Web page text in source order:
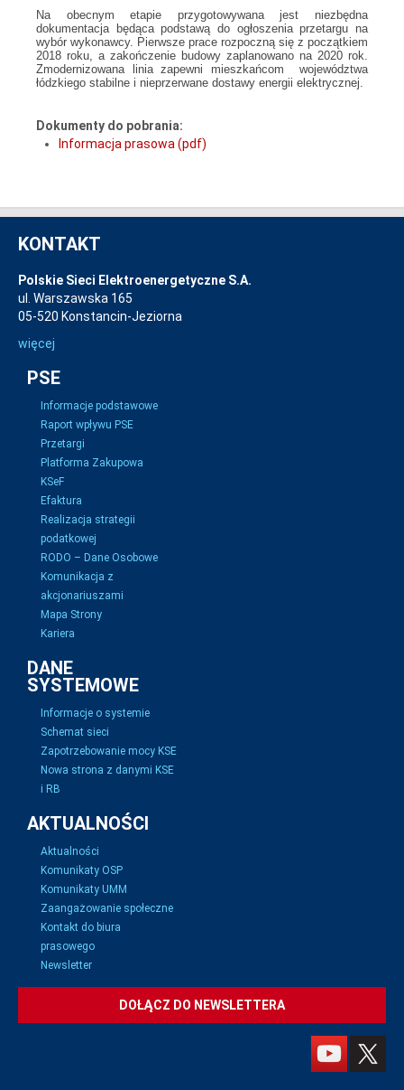
Na obecnym etapie przygotowywana jest niezbędna
dokumentacja będąca podstawą do ogłoszenia przetargu na
wybór wykonawcy. Pierwsze prace rozpoczną się z początkiem
2018 roku, a zakończenie budowy zaplanowano na 2020 rok.
Zmodernizowana linia zapewni mieszkańcom województwa
łódzkiego stabilne i nieprzerwane dostawy energii elektrycznej.
Dokumenty do pobrania:
Informacja prasowa (pdf)
KONTAKT
Polskie Sieci Elektroenergetyczne S.A.
ul. Warszawska 165
05-520 Konstancin-Jeziorna
więcej
PSE
Informacje podstawowe
Raport wpływu PSE
Przetargi
Platforma Zakupowa
KSeF
Efaktura
Realizacja strategii
podatkowej
RODO – Dane Osobowe
Komunikacja z
akcjonariuszami
Mapa Strony
Kariera
DANE
SYSTEMOWE
Informacje o systemie
Schemat sieci
Zapotrzebowanie mocy KSE
Nowa strona z danymi KSE
i RB
AKTUALNOŚCI
Aktualności
Komunikaty OSP
Komunikaty UMM
Zaangażowanie społeczne
Kontakt do biura
prasowego
Newsletter
DOŁĄCZ DO NEWSLETTERA